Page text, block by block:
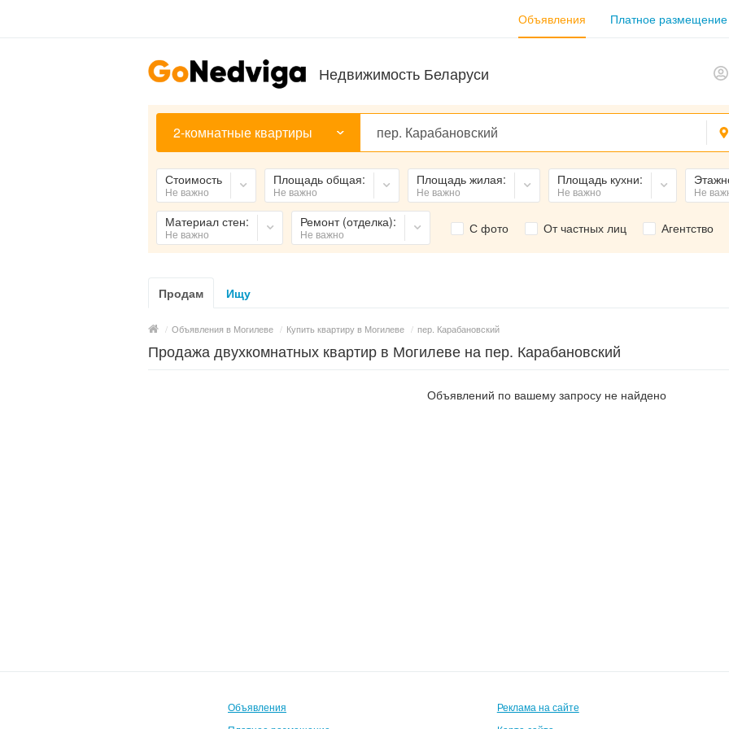
Объявления Платное размещение
Недвижимость Беларуси
2-комнатные квартиры
Стоимость
Не важно
Площадь общая:
Не важно
Площадь жилая:
Не важно
Площадь кухни:
Не важно Не
Материал стен:
Не важно
Ремонт (отделка):
Не важно С фото От частных лиц Агентство
Продам Ищу
/ Объявления в Могилеве / Купить квартиру в Могилеве / пер. Карабановский
Продажа двухкомнатных квартир в Могилеве на пер. Карабановский
Объявлений по вашему запросу не найдено
Объявления
Реклама на сайте